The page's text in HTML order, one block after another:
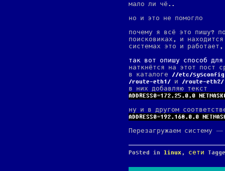
мало ли чё..
но и это не помогло
почему я всё это пишу?
поисковиках, и
системах это и
так вот опишу способ для
наткнётся на этот пост
в каталоге
/etc/
route-eth1
и
route-eth2
в них добавляю текст
ADDRESS0=172.25.0.0
ну и в другом
ADDRESS0=192.168.0.0
Перезагружаем систему
Posted in linux , сети